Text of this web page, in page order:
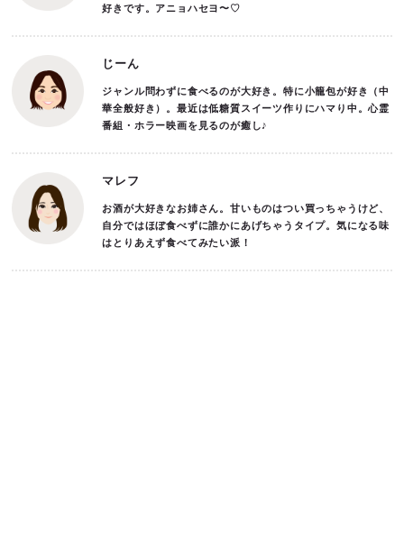
好きです。アニョハセヨ〜♡
じーん
ジャンル問わずに食べるのが大好き。特に小籠包が好き（中
華全般好き）。最近は低糖質スイーツ作りにハマり中。心霊
番組・ホラー映画を見るのが癒し♪
マレフ
お酒が大好きなお姉さん。甘いものはつい買っちゃうけど、
自分ではほぼ食べずに誰かにあげちゃうタイプ。気になる味
はとりあえず食べてみたい派！